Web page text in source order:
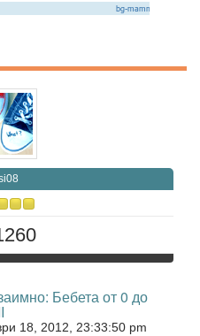
Бебета от 0 до
18, 2012, 23:33:50 pm